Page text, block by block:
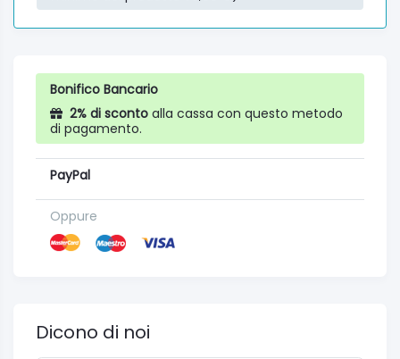
Bonifico Bancario
2% di sconto alla cassa con questo metodo
di pagamento.
PayPal
Oppure
Dicono di noi